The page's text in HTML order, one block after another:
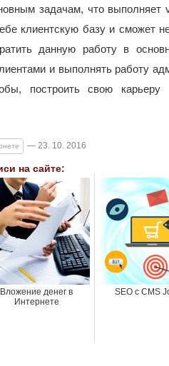
задачам, что выполняет
клиентскую базу и сможет
данную работу в
и выполнять работу
построить свою карьеру
— 23. 10. 2016
на сайте:
Вложение денег в
Интернете
SEO с CMS